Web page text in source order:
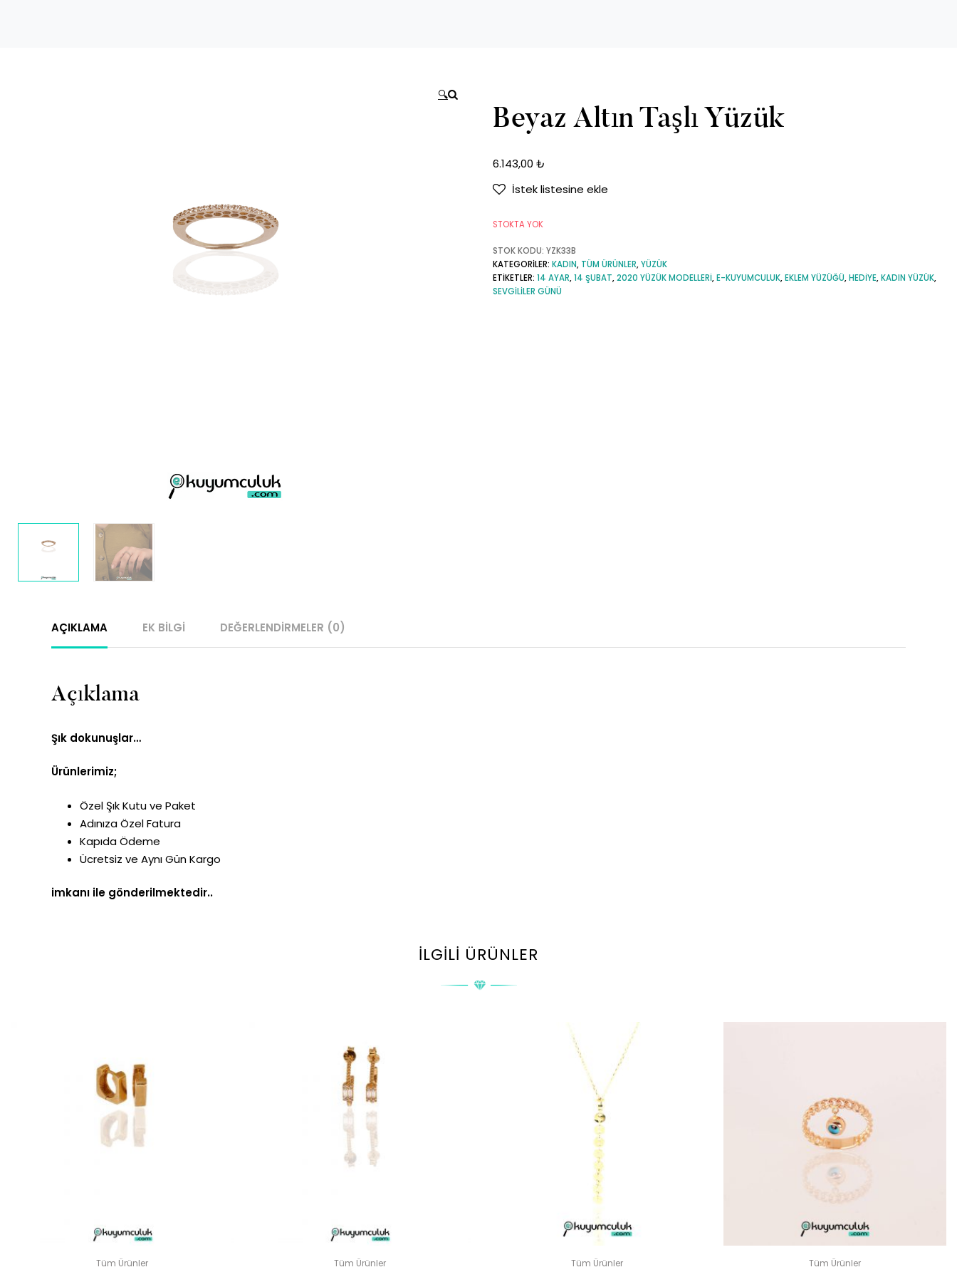
🔍
Beyaz Altın Taşlı Yüzük
6.143,00 ₺
İstek listesine ekle
STOKTA YOK
STOK KODU: YZK33B
KATEGORILER: KADIN, TÜM ÜRÜNLER,YÜZÜK
ETIKETLER: 14 AYAR,14 ŞUBAT,2020 YÜZÜK MODELLERI,E-KUYUMCULUK,EKLEM YÜZÜĞÜ,HEDIYE,KADIN YÜZÜK,
SEVGILILER GÜNÜ
AÇIKLAMA EK BILGI DEĞERLENDIRMELER (0)
Açıklama
Şık dokunuşlar…
Ürünlerimiz;
Özel Şık Kutu ve Paket
Adınıza Özel Fatura
Kapıda Ödeme
Ücretsiz ve Aynı Gün Kargo
imkanı ile gönderilmektedir..
İLGILI ÜRÜNLER
Tüm Ürünler Tüm Ürünler Tüm Ürünler Tüm Ürünler
E-posta adresiniz yayınlanmayacak. ile işaretlenmişlerdir